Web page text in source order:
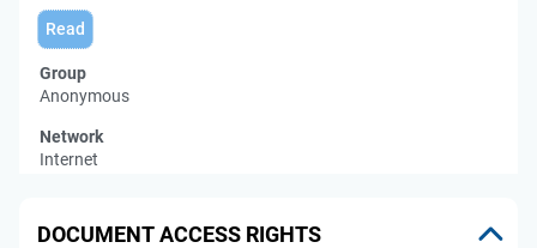
Read
Group
Anonymous
Network
Internet
DOCUMENT ACCESS RIGHTS